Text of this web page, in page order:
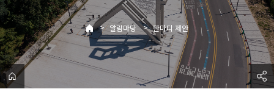
> 알림마당 > 한마디 제안